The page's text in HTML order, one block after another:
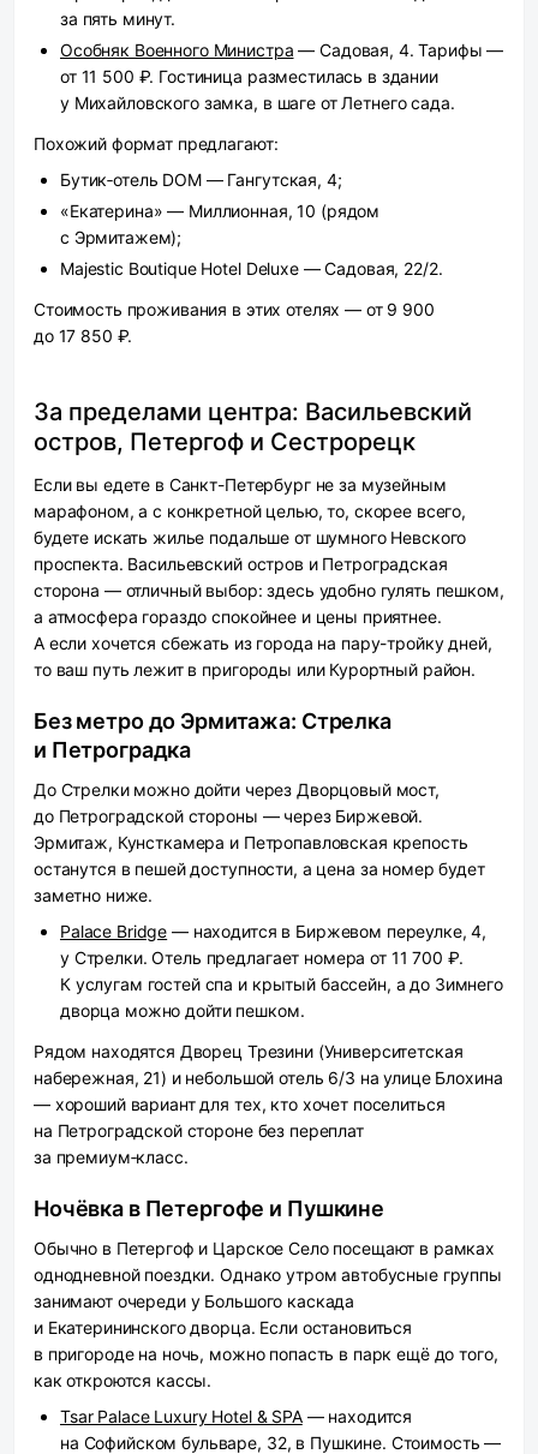
за пять минут.
Особняк Военного Министра — Садовая, 4. Тарифы —
от 11 500 ₽. Гостиница разместилась в здании
у Михайловского замка, в шаге от Летнего сада.
Похожий формат предлагают:
Бутик‑отель DOM — Гангутская, 4;
«Екатерина» — Миллионная, 10 (рядом
с Эрмитажем);
Majestic Boutique Hotel Deluxe — Садовая, 22/2.
Стоимость проживания в этих отелях — от 9 900
до 17 850 ₽.
За пределами центра: Васильевский
остров, Петергоф и Сестрорецк
Если вы едете в Санкт-Петербург не за музейным
марафоном, а с конкретной целью, то, скорее всего,
будете искать жилье подальше от шумного Невского
проспекта. Васильевский остров и Петроградская
сторона — отличный выбор: здесь удобно гулять пешком,
а атмосфера гораздо спокойнее и цены приятнее.
А если хочется сбежать из города на пару-тройку дней,
то ваш путь лежит в пригороды или Курортный район.
Без метро до Эрмитажа: Стрелка
и Петроградка
До Стрелки можно дойти через Дворцовый мост,
до Петроградской стороны — через Биржевой.
Эрмитаж, Кунсткамера и Петропавловская крепость
останутся в пешей доступности, а цена за номер будет
заметно ниже.
Palace Bridge — находится в Биржевом переулке, 4,
у Стрелки. Отель предлагает номера от 11 700 ₽.
К услугам гостей спа и крытый бассейн, а до Зимнего
дворца можно дойти пешком.
Рядом находятся Дворец Трезини (Университетская
набережная, 21) и небольшой отель 6/3 на улице Блохина
— хороший вариант для тех, кто хочет поселиться
на Петроградской стороне без переплат
за премиум‑класс.
Ночёвка в Петергофе и Пушкине
Обычно в Петергоф и Царское Село посещают в рамках
однодневной поездки. Однако утром автобусные группы
занимают очереди у Большого каскада
и Екатерининского дворца. Если остановиться
в пригороде на ночь, можно попасть в парк ещё до того,
как откроются кассы.
Tsar Palace Luxury Hotel & SPA— находится
на Софийском бульваре, 32, в Пушкине. Стоимость —